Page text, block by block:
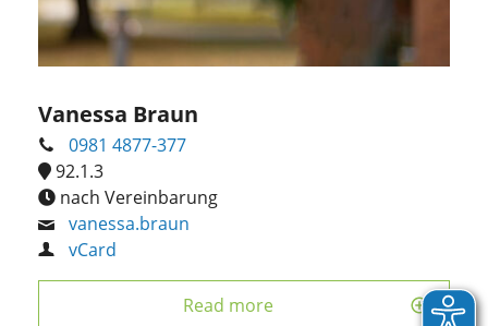
Vanessa Braun
0981 4877-377
92.1.3
nach Vereinbarung
vanessa.braun
vCard
Read more